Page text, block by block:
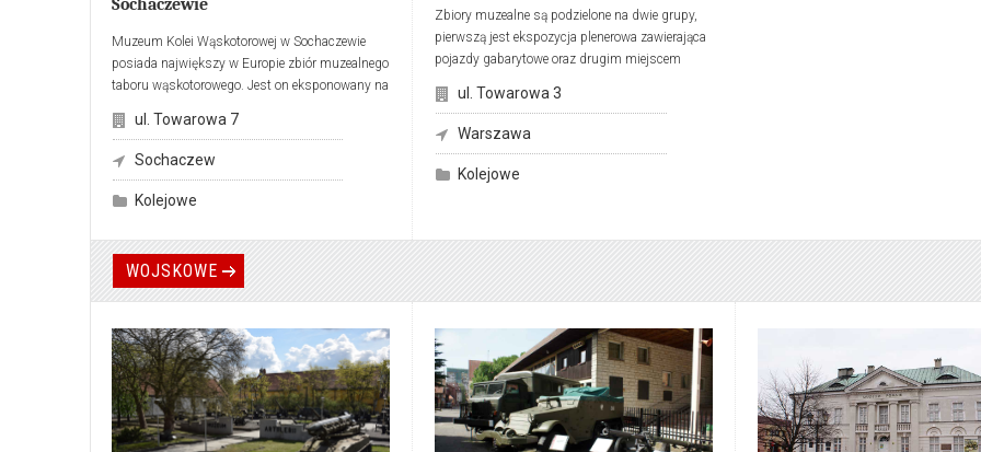
Muzeum Kolei Wąskotorowej w Sochaczewie
posiada największy w Europie zbiór muzealnego
taboru wąskotorowego. Jest on eksponowany na
Dojazdowej.
ul. Towarowa 7
Sochaczew
Kolejowe
Zbiory muzealne są podzielone na dwie grupy,
pierwszą jest ekspozycja plenerowa zawierająca
pojazdy gabarytowe oraz drugim miejscem
Głównego w Warszawie. W głównej sali
wystawowej Muzeum przedstawiono historię
kolei zanim dotarła nad Wisłę, rozwój kolei w
Królestwie Polskim od Drogi Żelaznej
ul. Towarowa 3
Warszawa
Kolejowe
WOJSKOWE